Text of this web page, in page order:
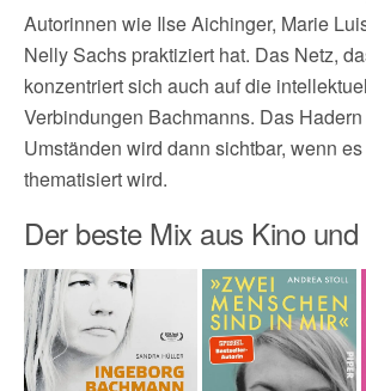
Autorinnen wie Ilse Aichinger, Marie
Nelly Sachs praktiziert hat. Das Netz,
konzentriert sich auch auf die
Verbindungen Bachmanns. Das
Umständen wird dann sichtbar, wenn
thematisiert wird.
Der beste Mix aus Kino